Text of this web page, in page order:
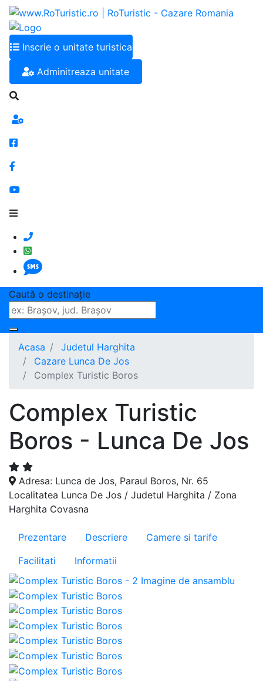
Inscrie o unitate turistica
Adminitreaza unitate
Caută o destinaţie
Acasa
Judetul Harghita
Cazare Lunca De Jos
Complex Turistic Boros
Complex Turistic
Boros - Lunca De Jos
Adresa: Lunca de Jos, Paraul Boros, Nr. 65
Localitatea Lunca De Jos / Judetul Harghita / Zona
Harghita Covasna
Prezentare Descriere
Camere si tarife
Facilitati
Informatii